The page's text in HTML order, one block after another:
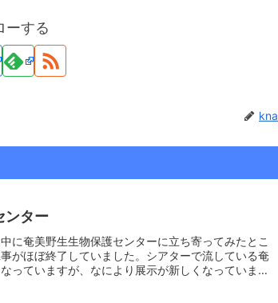
ーする
kna
ンター
に奄美野生生物保護センターに立ち寄ってみたとこ
がほぼ終了していました。シアターで流している奄
っていますが、なにより展示が新しくなっていま